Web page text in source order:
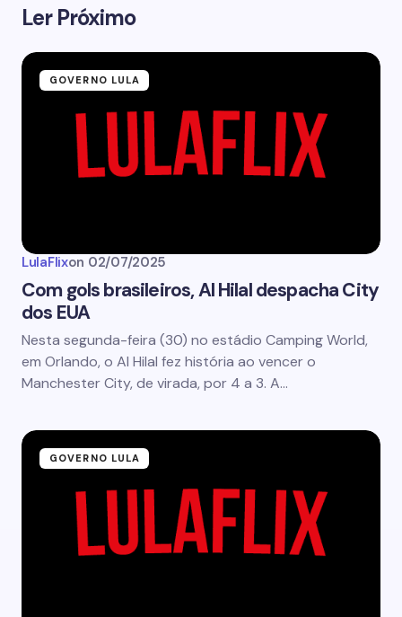
Ler Próximo
GOVERNO LULA
LulaFlixon 02/07/2025
Com gols brasileiros, Al Hilal despacha City
dos EUA
Nesta segunda-feira (30) no estádio Camping World,
em Orlando, o Al Hilal fez história ao vencer o
Manchester City, de virada, por 4 a 3. A…
GOVERNO LULA